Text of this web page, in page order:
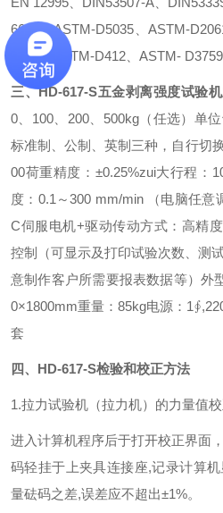
6644、ASTM-D5035、ASTM-
2290、ASTM-D412、ASTM-
三、HD-617-S五金剥离强度试验机
0、100、200、500kg（任选） 单
标准制、公制、英制三种，自行切
00荷重精度：±0.25%zui大行程：
度：0.1～300 mm/min （电脑任意
C伺服电机+驱动传动方式：高精
控制（可显示及打印试验次数、测
意制作客户所需要报表数据等）外
0×1800mm重量：85kg电源：
套
四、HD-617-S检验和校正方法
1.拉力试验机（拉力机）的力量值校
进入计算机程序后于打开校正界面
码轻挂于上夹具连接座,记录计算
量砝码之差,误差应不超出±1%。